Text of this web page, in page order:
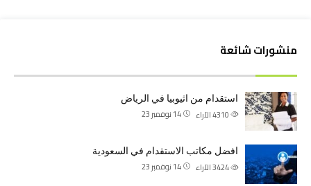
منشورات شائعة
استقدام من اثيوبيا في الرياض
14 نوفمبر 23 الآراء
افضل مكاتب الاستقدام في السعودية
14 نوفمبر 23 الآراء